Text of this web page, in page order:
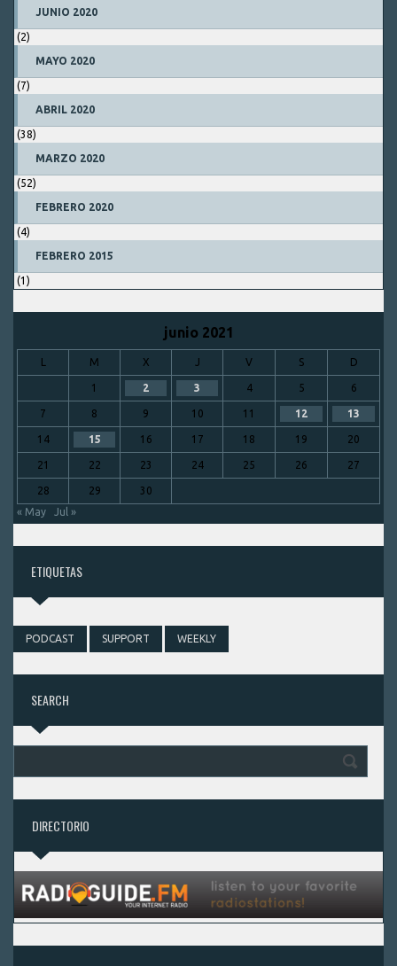
JUNIO 2020
(2)
MAYO 2020
(7)
ABRIL 2020
(38)
MARZO 2020
(52)
FEBRERO 2020
(4)
FEBRERO 2015
(1)
junio 2021
L M X J V S D
1 2 3 4 5 6
7 8 9 10 11 12 13
14 15 16 17 18 19 20
21 22 23 24 25 26 27
28 29
30
« May
Jul »
ETIQUETAS
PODCAST SUPPORT WEEKLY
SEARCH
DIRECTORIO